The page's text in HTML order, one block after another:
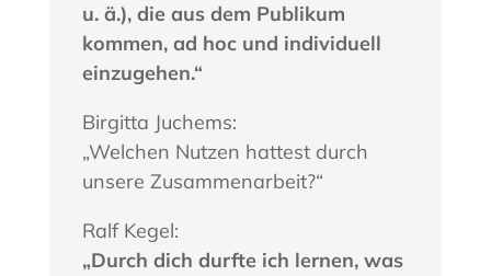
u. ä.), die aus dem Publikum
kommen, ad hoc und individuell
einzugehen.“
Birgitta Juchems:
„Welchen Nutzen hattest durch
unsere Zusammenarbeit?“
Ralf Kegel:
„Durch dich durfte ich lernen, was